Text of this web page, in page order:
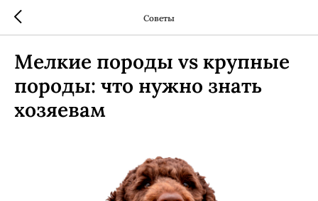
Советы
Мелкие породы vs крупные
породы: что нужно знать
хозяевам